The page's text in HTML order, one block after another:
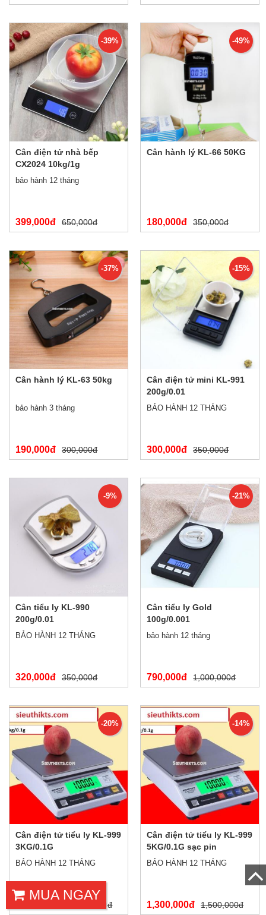
MUA NGAY
-39%
Cân điện tử nhà bếp
CX2024 10kg/1g
bảo hành 12 tháng
399,000đ 650,000đ
-49%
Cân hành lý KL-66 50KG
180,000đ 350,000đ
-37%
Cân hành lý KL-63 50kg
bảo hành 3 tháng
190,000đ 300,000đ
-15%
Cân điện tử mini KL-991
200g/0.01
BẢO HÀNH 12 THÁNG
300,000đ 350,000đ
-9%
Cân tiểu ly KL-990
200g/0.01
BẢO HÀNH 12 THÁNG
320,000đ 350,000đ
-21%
Cân tiểu ly Gold
100g/0.001
bảo hành 12 tháng
790,000đ 1,000,000đ
-20%
Cân điện tử tiểu ly KL-999
3KG/0.1G
BẢO HÀNH 12 THÁNG
1,500,000đ
-14%
Cân điện tử tiểu ly KL-999
5KG/0.1G sạc pin
BẢO HÀNH 12 THÁNG
1,300,000đ 1,500,000đ